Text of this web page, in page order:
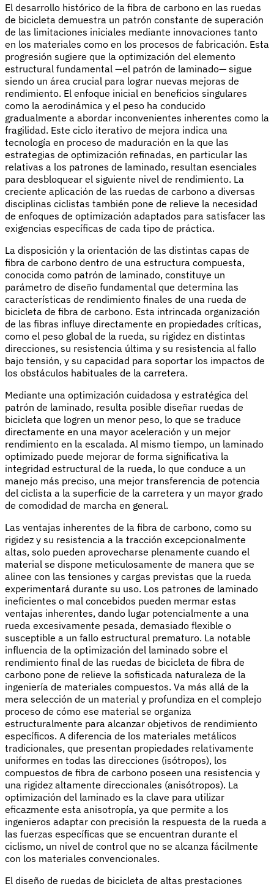
El desarrollo histórico de la fibra de carbono en las ruedas
de bicicleta demuestra un patrón constante de superación
de las limitaciones iniciales mediante innovaciones tanto
en los materiales como en los procesos de fabricación. Esta
progresión sugiere que la optimización del elemento
estructural fundamental —el patrón de laminado— sigue
siendo un área crucial para lograr nuevas mejoras de
rendimiento. El enfoque inicial en beneficios singulares
como la aerodinámica y el peso ha conducido
gradualmente a abordar inconvenientes inherentes como la
fragilidad. Este ciclo iterativo de mejora indica una
tecnología en proceso de maduración en la que las
estrategias de optimización refinadas, en particular las
relativas a los patrones de laminado, resultan esenciales
para desbloquear el siguiente nivel de rendimiento. La
creciente aplicación de las ruedas de carbono a diversas
disciplinas ciclistas también pone de relieve la necesidad
de enfoques de optimización adaptados para satisfacer las
exigencias específicas de cada tipo de práctica.
La disposición y la orientación de las distintas capas de
fibra de carbono dentro de una estructura compuesta,
conocida como patrón de laminado, constituye un
parámetro de diseño fundamental que determina las
características de rendimiento finales de una rueda de
bicicleta de fibra de carbono. Esta intrincada organización
de las fibras influye directamente en propiedades críticas,
como el peso global de la rueda, su rigidez en distintas
direcciones, su resistencia última y su resistencia al fallo
bajo tensión, y su capacidad para soportar los impactos de
los obstáculos habituales de la carretera.
Mediante una optimización cuidadosa y estratégica del
patrón de laminado, resulta posible diseñar ruedas de
bicicleta que logren un menor peso, lo que se traduce
directamente en una mayor aceleración y un mejor
rendimiento en la escalada. Al mismo tiempo, un laminado
optimizado puede mejorar de forma significativa la
integridad estructural de la rueda, lo que conduce a un
manejo más preciso, una mejor transferencia de potencia
del ciclista a la superficie de la carretera y un mayor grado
de comodidad de marcha en general.
Las ventajas inherentes de la fibra de carbono, como su
rigidez y su resistencia a la tracción excepcionalmente
altas, solo pueden aprovecharse plenamente cuando el
material se dispone meticulosamente de manera que se
alinee con las tensiones y cargas previstas que la rueda
experimentará durante su uso. Los patrones de laminado
ineficientes o mal concebidos pueden mermar estas
ventajas inherentes, dando lugar potencialmente a una
rueda excesivamente pesada, demasiado flexible o
susceptible a un fallo estructural prematuro. La notable
influencia de la optimización del laminado sobre el
rendimiento final de las ruedas de bicicleta de fibra de
carbono pone de relieve la sofisticada naturaleza de la
ingeniería de materiales compuestos. Va más allá de la
mera selección de un material y profundiza en el complejo
proceso de cómo ese material se organiza
estructuralmente para alcanzar objetivos de rendimiento
específicos. A diferencia de los materiales metálicos
tradicionales, que presentan propiedades relativamente
uniformes en todas las direcciones (isótropos), los
compuestos de fibra de carbono poseen una resistencia y
una rigidez altamente direccionales (anisótropos). La
optimización del laminado es la clave para utilizar
eficazmente esta anisotropía, ya que permite a los
ingenieros adaptar con precisión la respuesta de la rueda a
las fuerzas específicas que se encuentran durante el
ciclismo, un nivel de control que no se alcanza fácilmente
con los materiales convencionales.
El diseño de ruedas de bicicleta de altas prestaciones